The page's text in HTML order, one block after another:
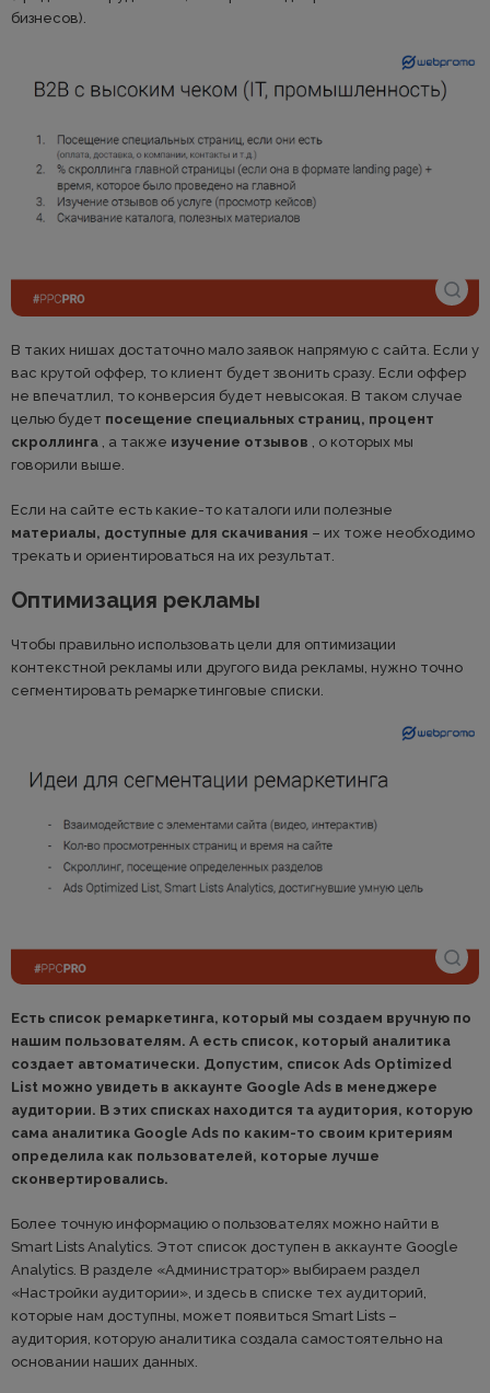
бизнесов).
В таких нишах достаточно мало заявок напрямую с сайта. Если у
вас крутой оффер, то клиент будет звонить сразу. Если оффер
не впечатлил, то конверсия будет невысокая. В таком случае
целью будет посещение специальных страниц, процент
скроллинга
, а также изучение отзывов
, о которых мы
говорили выше.
Если на сайте есть какие-то каталоги или полезные
материалы, доступные для скачивания – их тоже необходимо
трекать и ориентироваться на их результат.
Оптимизация рекламы
Чтобы правильно использовать цели для оптимизации
контекстной рекламы или другого вида рекламы, нужно точно
сегментировать ремаркетинговые списки.
Есть список ремаркетинга, который мы создаем вручную по
нашим пользователям. А есть список, который аналитика
создает автоматически. Допустим, список Ads Optimized
List можно увидеть в аккаунте Google Ads в менеджере
аудитории. В этих списках находится та аудитория, которую
сама аналитика Google Ads по каким-то своим критериям
определила как пользователей, которые лучше
сконвертировались.
Более точную информацию о пользователях можно найти в
Smart Lists Analytics. Этот список доступен в аккаунте Google
Analytics. В разделе «Администратор» выбираем раздел
«Настройки аудитории», и здесь в списке тех аудиторий,
которые нам доступны, может появиться Smart Lists –
аудитория, которую аналитика создала самостоятельно на
основании наших данных.